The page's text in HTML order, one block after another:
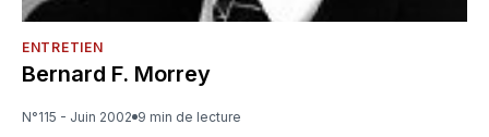
ENTRETIEN
Bernard F. Morrey
N°115 - Juin 2002 9 min de lecture